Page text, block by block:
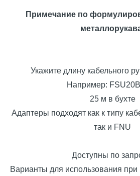
Примечание по
Укажите длину кабельного
Например:
25 м в бухте
Адаптеры подходят как к типу
так и FNU
Доступны по
Варианты для использования при